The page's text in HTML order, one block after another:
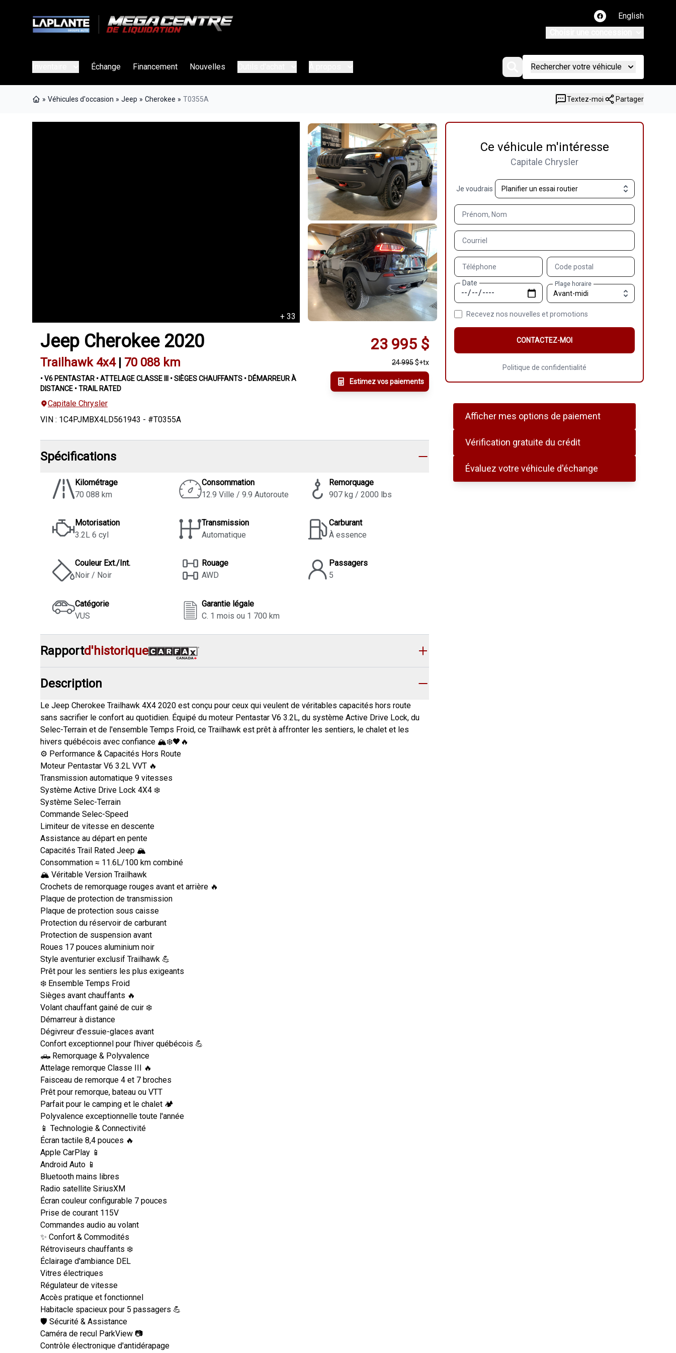
Lien vers notre page
English
Échange Financement Nouvelles Rechercher votre véhicule
» Véhicules d'occasion » Jeep » Cherokee » T0355A Textez-moi Partager
+ 33
Jeep Cherokee2020
Trailhawk 4x4| 70 088 km
• V6 PENTASTAR • ATTELAGE CLASSE III • SIÈGES CHAUFFANTS • DÉMARREUR À
DISTANCE • TRAIL RATED
Capitale Chrysler
VIN : 1C4PJMBX4LD561943 - #T0355A
23 995 $
24 995$+tx
Estimez vos paiements
Spécifications
Kilométrage
70 088 km
Consommation
12.9 Ville / 9.9 Autoroute
Remorquage
907 kg / 2000 lbs
Motorisation
3.2L 6 cyl
Transmission
Automatique
Carburant
À essence
Couleur Ext./Int.
Noir / Noir
Rouage
AWD
Passagers
5
Catégorie
VUS
Garantie légale
C. 1 mois ou 1 700 km
Rapportd'historique
Description
Le Jeep Cherokee Trailhawk 4X4 2020 est conçu pour ceux qui veulent de véritables capacités hors route
sans sacrifier le confort au quotidien. Équipé du moteur Pentastar V6 3.2L, du système Active Drive Lock, du
Selec-Terrain et de l'ensemble Temps Froid, ce Trailhawk est prêt à affronter les sentiers, le chalet et les
hivers québécois avec confiance 🏔️❄️🖤🔥
⚙️ Performance & Capacités Hors Route
Moteur Pentastar V6 3.2L VVT 🔥
Transmission automatique 9 vitesses
Système Active Drive Lock 4X4 ❄️
Système Selec-Terrain
Commande Selec-Speed
Limiteur de vitesse en descente
Assistance au départ en pente
Capacités Trail Rated Jeep 🏔️
Consommation ≈ 11.6L/100 km combiné
🏔️ Véritable Version Trailhawk
Crochets de remorquage rouges avant et arrière 🔥
Plaque de protection de transmission
Plaque de protection sous caisse
Protection du réservoir de carburant
Protection de suspension avant
Roues 17 pouces aluminium noir
Style aventurier exclusif Trailhawk 💪
Prêt pour les sentiers les plus exigeants
❄️ Ensemble Temps Froid
Sièges avant chauffants 🔥
Volant chauffant gainé de cuir ❄️
Démarreur à distance
Dégivreur d'essuie-glaces avant
Confort exceptionnel pour l'hiver québécois 💪
🛻 Remorquage & Polyvalence
Attelage remorque Classe III 🔥
Faisceau de remorque 4 et 7 broches
Prêt pour remorque, bateau ou VTT
Parfait pour le camping et le chalet 🏕️
Polyvalence exceptionnelle toute l'année
📱 Technologie & Connectivité
Écran tactile 8,4 pouces 🔥
Apple CarPlay 📱
Android Auto 📱
Bluetooth mains libres
Radio satellite SiriusXM
Écran couleur configurable 7 pouces
Prise de courant 115V
Commandes audio au volant
✨ Confort & Commodités
Rétroviseurs chauffants ❄️
Éclairage d'ambiance DEL
Vitres électriques
Régulateur de vitesse
Accès pratique et fonctionnel
Habitacle spacieux pour 5 passagers 💪
🛡️ Sécurité & Assistance
Caméra de recul ParkView 📷
Contrôle électronique d'antidérapage
Ce véhicule m'intéresse
Capitale Chrysler
Je voudrais
Prénom, Nom
Courriel
Téléphone
Code postal
Date
Plage horaire
Recevez nos nouvelles et promotions
CONTACTEZ-MOI
Politique de confidentialité
Afficher mes options de paiement
Vérification gratuite du crédit
Évaluez votre véhicule d'échange